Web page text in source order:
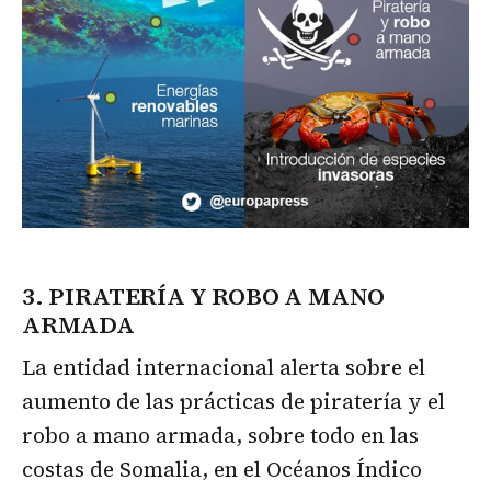
3. PIRATERÍA Y ROBO A MANO
ARMADA
La entidad internacional alerta sobre el
aumento de las prácticas de piratería y el
robo a mano armada, sobre todo en las
costas de Somalia, en el Océanos Índico